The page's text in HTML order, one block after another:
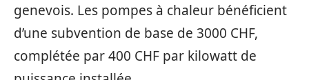
genevois. Les pompes à chaleur bénéficient
d’une subvention de base de 3000 CHF,
complétée par 400 CHF par kilowatt de